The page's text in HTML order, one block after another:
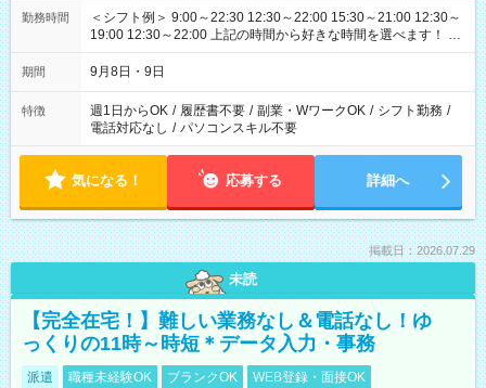
勤務時間
＜シフト例＞ 9:00～22:30 12:30～22:00 15:30～21:00 12:30～
19:00 12:30～22:00 上記の時間から好きな時間を選べます！ ※
時間は変更となる可能性があります
期間 9月8日・9日
特徴 週1日からOK / 履歴書不要 / 副業・WワークOK / シフト勤務 /
電話対応なし / パソコンスキル不要
気になる！ 応募する 詳細へ
掲載日：2026.07.29
未読
【完全在宅！】難しい業務なし＆電話なし！ゆ
っくりの11時～時短＊データ入力・事務
派遣 職種未経験OK ブランクOK WEB登録・面接OK